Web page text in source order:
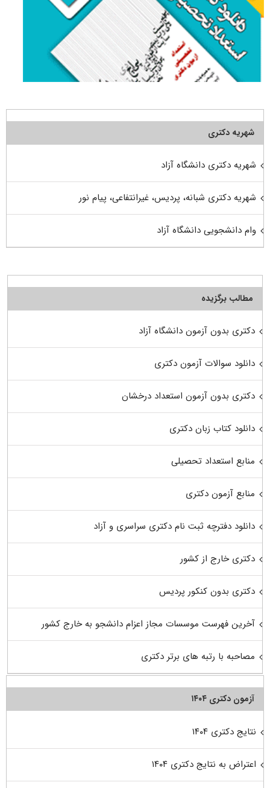
شهریه دکتری
شهریه دکتری دانشگاه آزاد
شهریه دکتری شبانه، پردیس، غیرانتفاعی، پیام نور
وام دانشجویی دانشگاه آزاد
مطالب برگزیده
دکتری بدون آزمون دانشگاه آزاد
دانلود سوالات آزمون دکتری
دکتری بدون آزمون استعداد درخشان
دانلود کتاب زبان دکتری
منابع استعداد تحصیلی
منابع آزمون دکتری
دانلود دفترچه ثبت نام دکتری سراسری و آزاد
دکتری خارج از کشور
دکتری بدون کنکور پردیس
آخرین فهرست موسسات مجاز اعزام دانشجو به خارج کشور
مصاحبه با رتبه های برتر دکتری
آزمون دکتری ۱۴۰۴
نتایج دکتری ۱۴۰۴
اعتراض به نتایج دکتری ۱۴۰۴